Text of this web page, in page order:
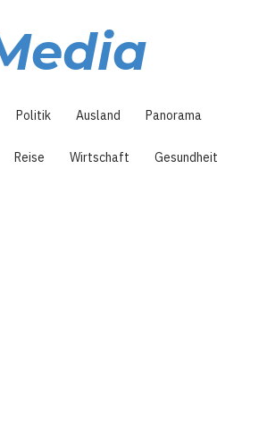
Politik Ausland Panorama
Reise Wirtschaft Gesundheit